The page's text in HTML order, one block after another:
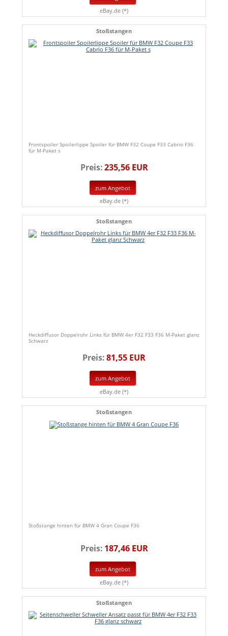
eBay.de (*)
Stoßstangen
Frontspoiler Spoilerlippe Spoiler für BMW F32 Coupe F33 Cabrio F36
für M-Paket s
Preis:235,56 EUR
zum Angebot
eBay.de (*)
Stoßstangen
Heckdiffusor Doppelrohr Links für BMW 4er F32 F33 F36 M-Paket glanz
Schwarz
Preis:81,55 EUR
zum Angebot
eBay.de (*)
Stoßstangen
Stoßstange hinten für BMW 4 Gran Coupe F36
Preis: 187,46 EUR
zum Angebot
eBay.de (*)
Stoßstangen